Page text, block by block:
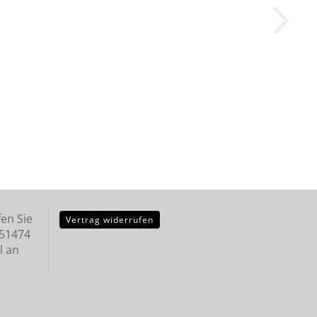
Sie
an
Vertrag widerrufen